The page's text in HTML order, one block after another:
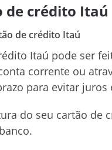
de crédito Itaú
de crédito Itaú
Itaú pode ser
corrente ou
para evitar juros
do seu cartão de